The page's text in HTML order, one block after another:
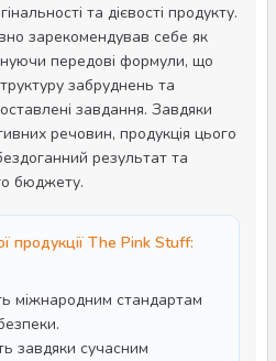
та дієвості продукту.
зарекомендував себе як
передові формули, що
забруднень та
завдання. Завдяки
речовин, продукція цього
результат та
бюджету.
продукції The Pink Stuff:
міжнародним стандартам
завдяки сучасним